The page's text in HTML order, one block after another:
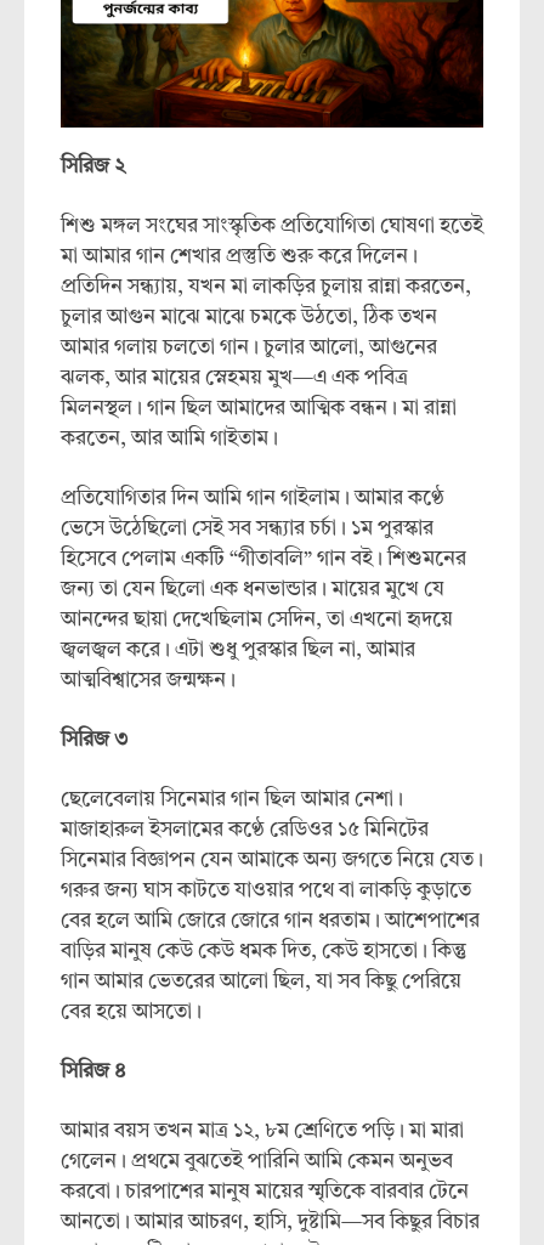
সিরিজ ২
শিশু মঙ্গল সংঘের সাংস্কৃতিক প্রতিযোগিতা ঘোষণা হতেই
মা আমার গান শেখার প্রস্তুতি শুরু করে দিলেন।
প্রতিদিন সন্ধ্যায়, যখন মা লাকড়ির চুলায় রান্না করতেন,
চুলার আগুন মাঝে মাঝে চমকে উঠতো, ঠিক তখন
আমার গলায় চলতো গান। চুলার আলো, আগুনের
ঝলক, আর মায়ের স্নেহময় মুখ—এ এক পবিত্র
মিলনস্থল। গান ছিল আমাদের আত্মিক বন্ধন। মা রান্না
করতেন, আর আমি গাইতাম।
প্রতিযোগিতার দিন আমি গান গাইলাম। আমার কণ্ঠে
ভেসে উঠেছিলো সেই সব সন্ধ্যার চর্চা। ১ম পুরস্কার
হিসেবে পেলাম একটি “গীতাবলি” গান বই। শিশুমনের
জন্য তা যেন ছিলো এক ধনভান্ডার। মায়ের মুখে যে
আনন্দের ছায়া দেখেছিলাম সেদিন, তা এখনো হৃদয়ে
জ্বলজ্বল করে। এটা শুধু পুরস্কার ছিল না, আমার
আত্মবিশ্বাসের জন্মক্ষন।
সিরিজ ৩
ছেলেবেলায় সিনেমার গান ছিল আমার নেশা।
মাজাহারুল ইসলামের কণ্ঠে রেডিওর ১৫ মিনিটের
সিনেমার বিজ্ঞাপন যেন আমাকে অন্য জগতে নিয়ে যেত।
গরুর জন্য ঘাস কাটতে যাওয়ার পথে বা লাকড়ি কুড়াতে
বের হলে আমি জোরে জোরে গান ধরতাম। আশেপাশের
বাড়ির মানুষ কেউ কেউ ধমক দিত, কেউ হাসতো। কিন্তু
গান আমার ভেতরের আলো ছিল, যা সব কিছু পেরিয়ে
বের হয়ে আসতো।
সিরিজ ৪
আমার বয়স তখন মাত্র ১২, ৮ম শ্রেণিতে পড়ি। মা মারা
গেলেন। প্রথমে বুঝতেই পারিনি আমি কেমন অনুভব
করবো। চারপাশের মানুষ মায়ের স্মৃতিকে বারবার টেনে
আনতো। আমার আচরণ, হাসি, দুষ্টামি—সব কিছুর বিচার